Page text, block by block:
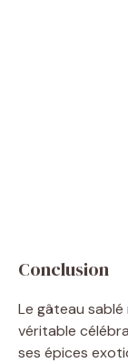
Conclusion
Le gâteau
véritable
ses épices